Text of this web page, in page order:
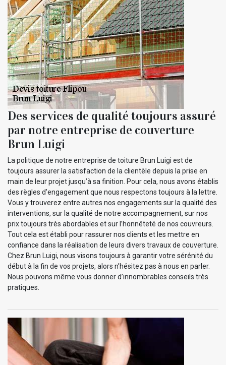
Des services de qualité toujours assuré
par notre entreprise de couverture
Brun Luigi
La politique de notre entreprise de toiture Brun Luigi est de
toujours assurer la satisfaction de la clientèle depuis la prise en
main de leur projet jusqu’à sa finition. Pour cela, nous avons établis
des règles d’engagement que nous respectons toujours à la lettre.
Vous y trouverez entre autres nos engagements sur la qualité des
interventions, sur la qualité de notre accompagnement, sur nos
prix toujours très abordables et sur l’honnêteté de nos couvreurs.
Tout cela est établi pour rassurer nos clients et les mettre en
confiance dans la réalisation de leurs divers travaux de couverture.
Chez Brun Luigi, nous visons toujours à garantir votre sérénité du
début à la fin de vos projets, alors n’hésitez pas à nous en parler.
Nous pouvons même vous donner d’innombrables conseils très
pratiques.